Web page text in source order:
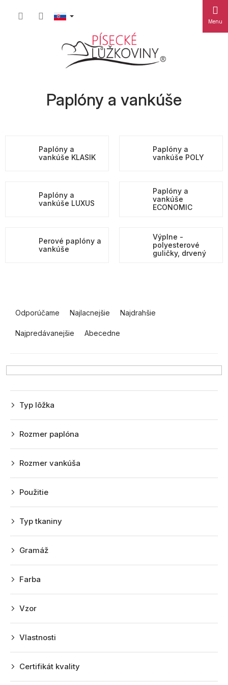
košík
Paplóny a vankúše
Paplóny a
vankúše KLASIK
Paplóny a
vankúše POLY
Paplóny a
vankúše LUXUS
Paplóny a
vankúše
ECONOMIC
Perové paplóny a
vankúše
Výplne -
polyesterové
guličky, drvený
a
d
i
p
o
u
Odporúčame Najlacnejšie Najdrahšie
Najpredávanejšie Abecedne
Typ lôžka
Farba
Typ tkaniny
Gramáž
Rozmer vankúša
Rozmer paplóna
Použitie
Vzor
Vlastnosti
Certifikát kvality